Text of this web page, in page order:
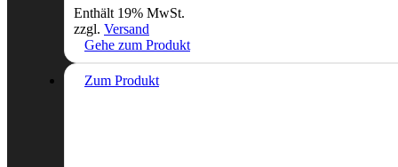
Enthält 19% MwSt.
zzgl. Versand
Gehe zum Produkt
Zum Produkt